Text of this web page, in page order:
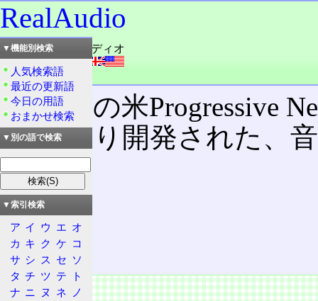
RealAudio
読み：リアルオーディオ
外語：RealAudio
品詞：名詞
かつての米Progressive
社)により開発された、
の名。
目次
概要
技術
概要
▼機能別検索
人気検索語
最近の更新語
今日の用語
おまかせ検索
▼別の語で検索
▼索引検索
ア イ ウ エ オ
カ キ ク ケ コ
サ シ ス セ ソ
タ チ ツ テ
ト
ナ ニ ヌ ネ
ノ